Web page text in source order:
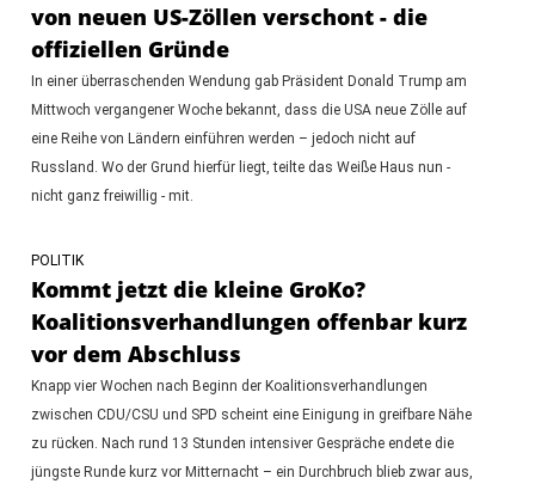
von neuen US-Zöllen verschont - die
offiziellen Gründe
In einer überraschenden Wendung gab Präsident Donald Trump am
Mittwoch vergangener Woche bekannt, dass die USA neue Zölle auf
eine Reihe von Ländern einführen werden – jedoch nicht auf
Russland. Wo der Grund hierfür liegt, teilte das Weiße Haus nun -
nicht ganz freiwillig - mit.
POLITIK
Kommt jetzt die kleine GroKo?
Koalitionsverhandlungen offenbar kurz
vor dem Abschluss
Knapp vier Wochen nach Beginn der Koalitionsverhandlungen
zwischen CDU/CSU und SPD scheint eine Einigung in greifbare Nähe
zu rücken. Nach rund 13 Stunden intensiver Gespräche endete die
jüngste Runde kurz vor Mitternacht – ein Durchbruch blieb zwar aus,